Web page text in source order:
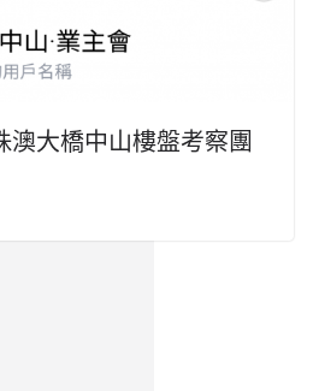
澳大橋中山樓盤考察團